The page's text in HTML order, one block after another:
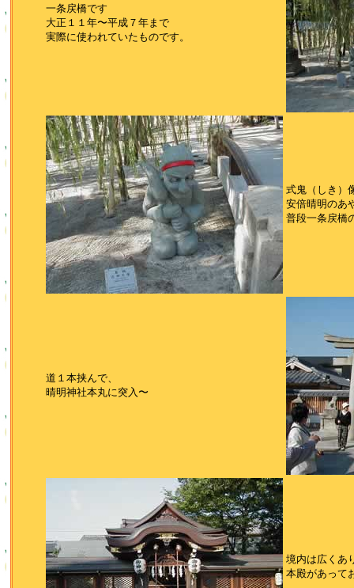
一条戻橋です
大正１１年〜平成７年まで
実際に使われていたものです。
式鬼（しき）
安倍晴明のあ
普段一条戻橋
道１本挟んで、
晴明神社本丸に突入〜
境内は広くあ
本殿があって